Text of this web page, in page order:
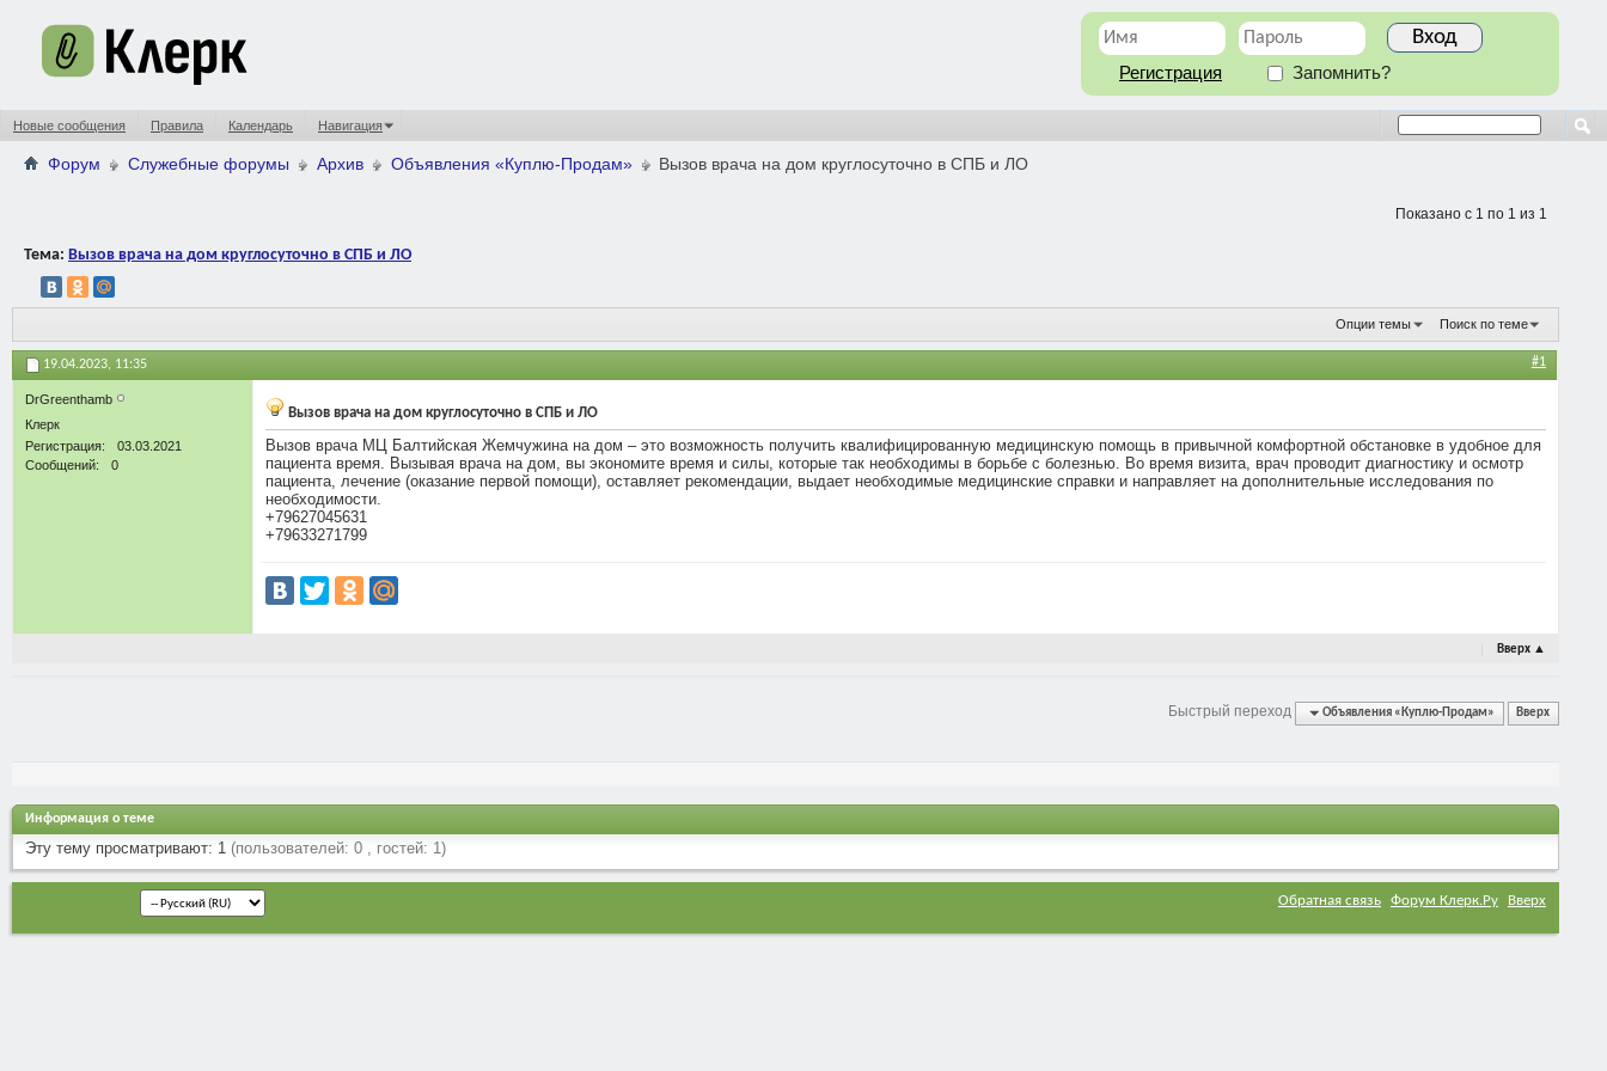
Регистрация Запомнить?
Новые сообщения Правила Календарь Навигация
Форум Служебные форумы Архив Объявления «Куплю-Продам» Вызов врача на дом круглосуточно в СПБ и ЛО
Показано с 1 по 1 из 1
Тема: Вызов врача на дом круглосуточно в СПБ и ЛО
Опции темы Поиск по теме
19.04.2023, 11:35 #1
DrGreenthamb
Клерк
Регистрация
03.03.2021
Сообщений
0
Вызов врача на дом круглосуточно в СПБ и ЛО
Вызов врача МЦ Балтийская Жемчужина на дом – это возможность получить квалифицированную медицинскую помощь в привычной комфортной обстановке в удобное для
пациента время. Вызывая врача на дом, вы экономите время и силы, которые так необходимы в борьбе с болезнью. Во время визита, врач проводит диагностику и осмотр
пациента, лечение (оказание первой помощи), оставляет рекомендации, выдает необходимые медицинские справки и направляет на дополнительные исследования по
необходимости.
+79627045631
+79633271799
Вверх ▲
Быстрый переход Объявления «Куплю-Продам» Вверх
Информация о теме
Эту тему просматривают: 1 (пользователей: 0 , гостей: 1)
Обратная связь Форум Клерк.Ру Вверх